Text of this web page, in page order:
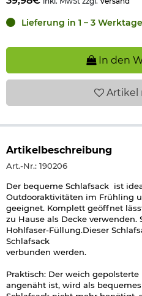
Lieferung in 1 – 3
In den
Artikel
Artikelbeschreibung
Art.-Nr.: 190206
Der bequeme Schlafsack ist
Outdooraktivitäten im Frühling
geeignet. Komplett geöffnet
zu Hause als Decke
Hohlfaser-Füllung.Dieser
Schlafsack
verbunden werden.
Praktisch: Der weich
angenäht ist, wird als